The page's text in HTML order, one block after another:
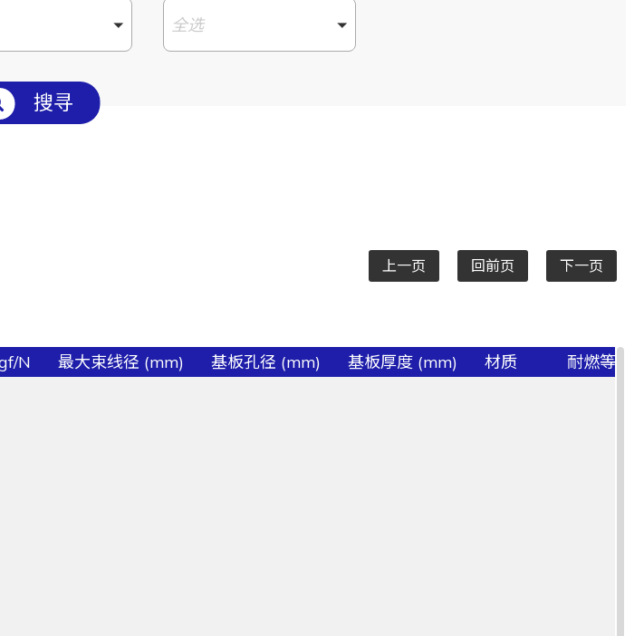
全选
搜寻
上一页 回前页 下一页
N 最大束线径 (mm) 基板孔径 (mm) 基板厚度 (mm) 材质 耐燃等级